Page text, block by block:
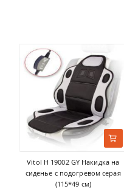
Vitol H 19002 GY Накидка на
сиденье с подогревом серая
(115*49 см)